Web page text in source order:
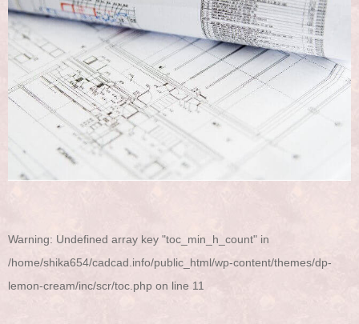
Warning: Undefined array key "toc_min_h_count" in
/home/shika654/cadcad.info/public_html/wp-content/themes/dp-
lemon-cream/inc/scr/toc.php on line 11